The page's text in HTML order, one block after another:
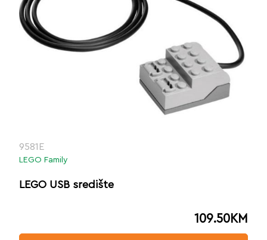
9581E
LEGO Family
LEGO USB središte
109.50KM